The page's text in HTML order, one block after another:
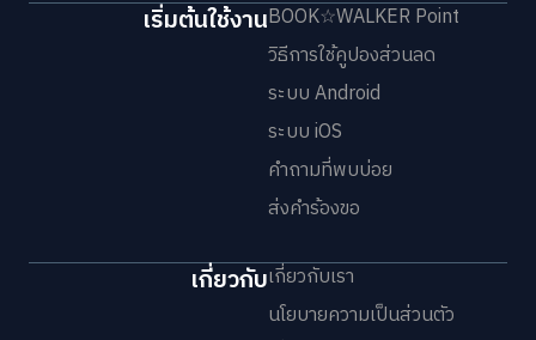
เริ่มต้นใช้งานBOOK☆WALKER Point
วิธีการใช้คูปองส่วนลด
ระบบ Android
ระบบ iOS
คำถามที่พบบ่อย
ส่งคำร้องขอ
เกี่ยวกับเกี่ยวกับเรา
นโยบายความเป็นส่วนตัว